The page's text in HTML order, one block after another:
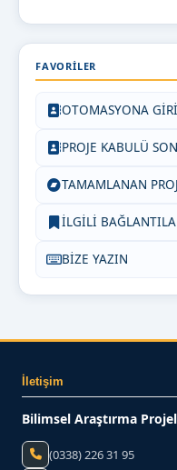
FAVORILER
OTOMASYONA
PROJE KABULÜ
TAMAMLANAN
İLGİLİ
BİZE YAZIN
İletişim
Bilimsel Araştırma
(0338) 226 31 95